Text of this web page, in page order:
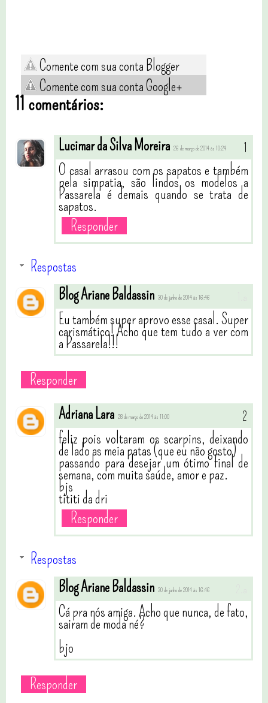
Comente com sua conta Blogger
Comente com sua conta Google+
11 comentários:
Lucimar da Silva Moreira 26 de março de 2014 às 10:24
O casal arrasou com os sapatos e também
pela simpatia, são lindos os modelos a
Passarela é demais quando se trata de
sapatos.
Responder
Respostas
Blog Ariane Baldassin 30 de junho de 2014 às 16:46
Eu também super aprovo esse casal. Super
carismático! Acho que tem tudo a ver com
a Passarela!!!
Responder
Adriana Lara 28 de março de 2014 às 11:00
feliz pois voltaram os scarpins, deixando
de lado as meia patas (que eu não gosto)
passando para desejar um ótimo final de
semana, com muita saúde, amor e paz.
bjs
tititi da dri
Responder
Respostas
Blog Ariane Baldassin 30 de junho de 2014 às 16:46
Cá pra nós amiga. Acho que nunca, de fato,
sairam de moda né?
bjo
Responder